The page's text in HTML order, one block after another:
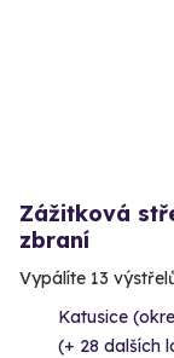
Zážitková
zbraní
Vypálíte 13
Katusice
(+ 28 dalších